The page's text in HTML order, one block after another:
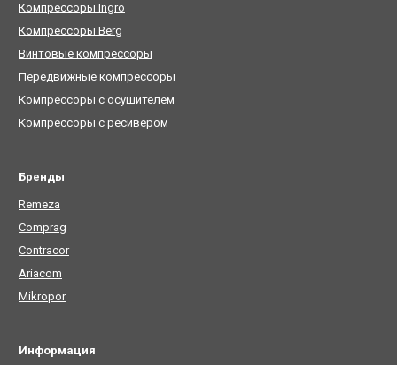
Компрессоры Ingro
Компрессоры Berg
Винтовые компрессоры
Передвижные компрессоры
Компрессоры с осушителем
Компрессоры с ресивером
Бренды
Remeza
Comprag
Contracor
Ariacom
Mikropor
Информация